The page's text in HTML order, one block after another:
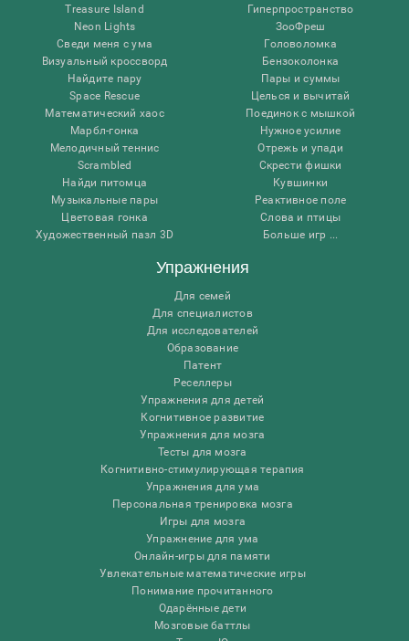
Treasure Island
Neon Lights
Сведи меня с ума
Визуальный кроссворд
Найдите пару
Space Rescue
Математический хаос
Марбл-гонка
Мелодичный теннис
Scrambled
Найди питомца
Музыкальные пары
Цветовая гонка
Художественный пазл 3D
Гиперпространство
ЗооФреш
Головоломка
Бензоколонка
Пары и суммы
Целься и вычитай
Поединок с мышкой
Нужное усилие
Отрежь и упади
Скрести фишки
Кувшинки
Реактивное поле
Слова и птицы
Больше игр ...
Упражнения
Для семей
Для специалистов
Для исследователей
Образование
Патент
Реселлеры
Упражнения для детей
Когнитивное развитие
Упражнения для мозга
Тесты для мозга
Когнитивно-стимулирующая терапия
Упражнения для ума
Персональная тренировка мозга
Игры для мозга
Упражнение для ума
Онлайн-игры для памяти
Увлекательные математические игры
Понимание прочитанного
Одарённые дети
Мозговые баттлы